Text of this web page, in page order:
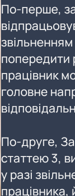
По-перше,
попередити
працівник
головне
По-друге,
статтею 3,
у разі
працівника,